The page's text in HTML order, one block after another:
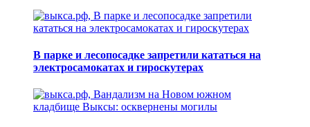
В парке и лесопосадке запретили кататься на
электросамокатах и гироскутерах